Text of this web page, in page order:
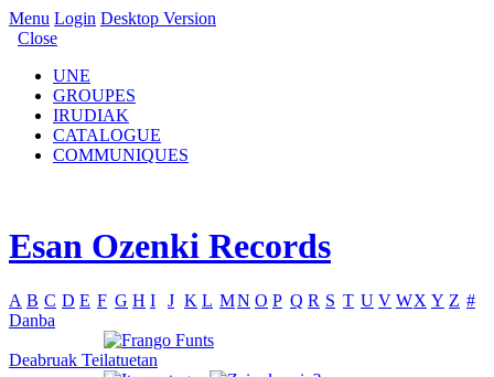
Menu Login Desktop Version
Close
UNE
GROUPES
IRUDIAK
CATALOGUE
COMMUNIQUES
Esan Ozenki Records
A B C D E F G H I J K L MN O P Q R S T U V WX Y Z #
Danba
Deabruak Teilatuetan